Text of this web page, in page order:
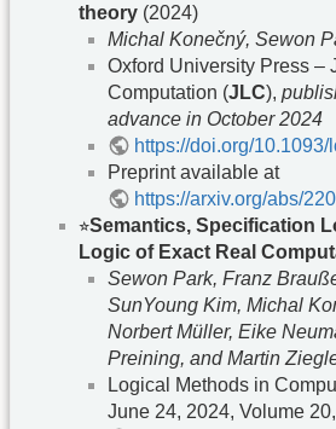
theory (2024)
Michal Konečný, Sewon
Oxford University Press –
Computation (JLC),
advance in October 2024
https://doi.org/
Preprint available at
https://arxiv.org/abs/
⭐︎Semantics, Specification
Logic of Exact Real
Sewon Park, Franz
SunYoung Kim, Michal
Norbert Müller, Eike
Preining, and Martin
Logical Methods in
June 24, 2024, Volume